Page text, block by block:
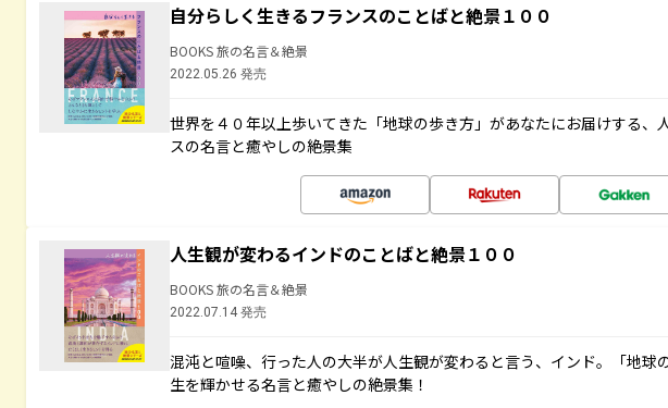
自分らしく生きるフランスのことばと絶景１００
BOOKS 旅の名言＆絶景
2022.05.26 発売
世界を４０年以上歩いてきた「地球の歩き方」があなたにお届けする、
スの名言と癒やしの絶景集
人生観が変わるインドのことばと絶景１００
BOOKS 旅の名言＆絶景
2022.07.14 発売
混沌と喧噪、行った人の大半が人生観が変わると言う、インド。「地球
生を輝かせる名言と癒やしの絶景集！